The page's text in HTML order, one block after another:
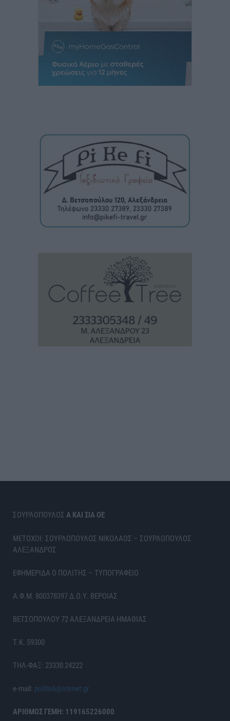
ΣΟΥΡΛΟΠΟΥΛΟΣ Α ΚΑΙ ΣΙΑ ΟΕ
ΜΕΤΟΧΟΙ: ΣΟΥΡΛΟΠΟΥΛΟΣ ΝΙΚΟΛΑΟΣ – ΣΟΥΡΛΟΠΟΥΛΟΣ
ΑΛΕΞΑΝΔΡΟΣ
ΕΦΗΜΕΡΙΔΑ Ο ΠΟΛΙΤΗΣ – ΤΥΠΟΓΡΑΦΕΙΟ
Α.Φ.Μ. 800378397 Δ.Ο.Υ. ΒΕΡΟΙΑΣ
ΒΕΤΣΟΠΟΥΛΟΥ 72 ΑΛΕΞΑΝΔΡΕΙΑ ΗΜΑΘΙΑΣ
Τ.Κ. 59300
ΤΗΛ-ΦΑΞ: 23330 24222
e-mail: politis6@otenet.gr
ΑΡΙΘΜΟΣ ΓΕΜΗ: 119165226000